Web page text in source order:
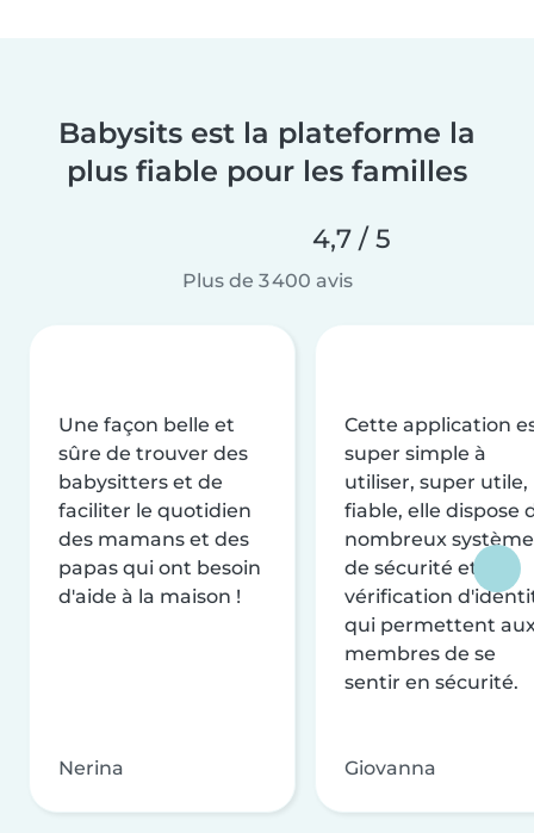
Babysits est la plateforme la
plus fiable pour les familles
4,7 / 5
Plus de 3 400 avis
Une façon belle et
sûre de trouver des
babysitters et de
faciliter le quotidien
des mamans et des
papas qui ont besoin
d'aide à la maison !
Nerina
Cette application
super simple à
utiliser, super utile,
fiable, elle dispose
nombreux
de sécurité et de
vérification
qui permettent
membres de se
sentir en sécurité.
Giovanna